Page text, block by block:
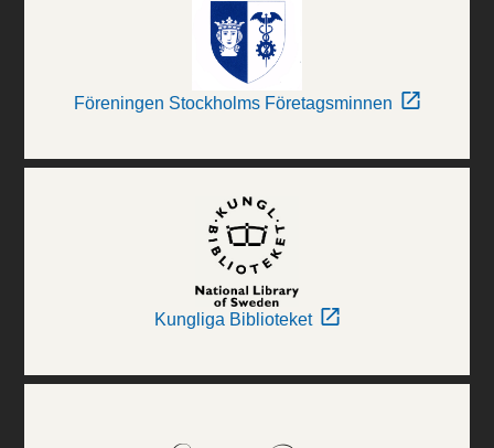
Föreningen Stockholms Företagsminnen
Kungliga Biblioteket